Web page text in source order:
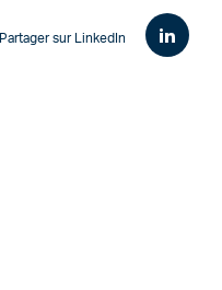
Partager sur LinkedIn